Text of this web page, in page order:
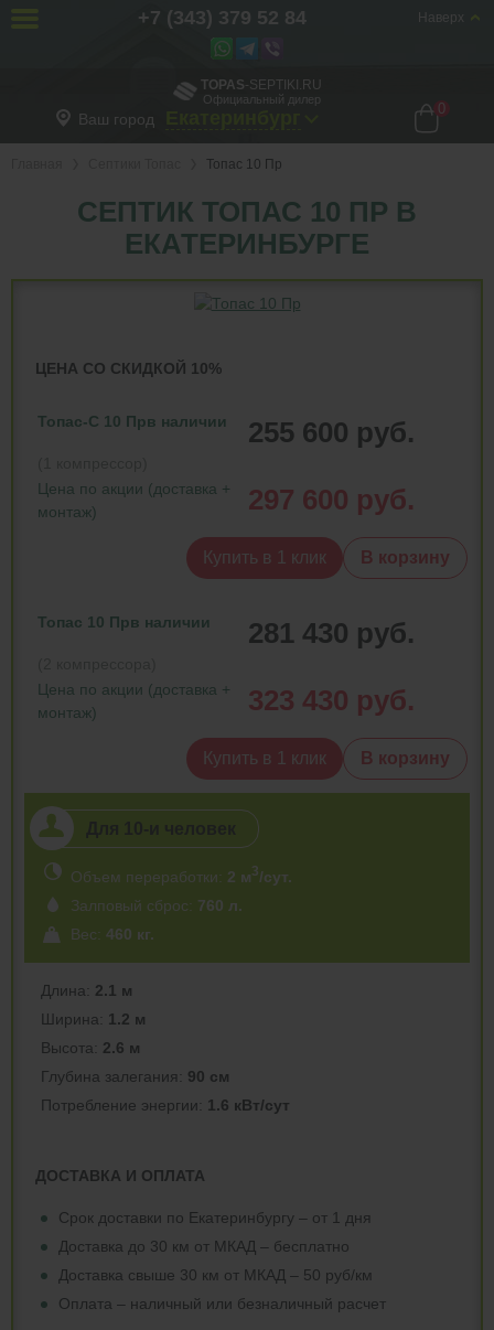
TOPAS-SEPTIKI.RU
Официальный дилер
Ваш город
0
Топас 10 Пр
СЕПТИК ТОПАС 10 ПР В
ЕКАТЕРИНБУРГЕ
ЦЕНА СО СКИДКОЙ 10%
Топас-С 10 Прв наличии 255 600 руб.
Цена по акции (доставка +
монтаж)
297 600 руб.
Купить в 1 клик В корзину
Топас 10 Прв наличии 281 430 руб.
Цена по акции (доставка +
монтаж)
323 430 руб.
Купить в 1 клик В корзину
Объем переработки: 2 м3/сут.
Залповый сброс: 760 л.
Вес: 460 кг.
Длина: 2.1 м
Ширина: 1.2 м
Высота: 2.6 м
Глубина залегания: 90 см
Потреблeние энергии: 1.6 кВт/сут
ДОСТАВКА И ОПЛАТА
Срок доставки по Екатеринбургу – от 1 дня
Доставка до 30 км от МКАД – бесплатно
Доставка свыше 30 км от МКАД – 50 руб/км
Оплата – наличный или безналичный расчет
Наверх
+7 (343) 379 52 84